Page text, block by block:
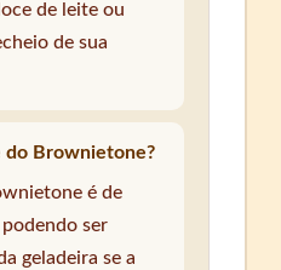
de leite ou
de sua
do Brownietone?
é de
ser
geladeira se a